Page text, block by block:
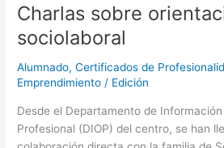
Charlas sobre
sociolaboral
Alumnado,Certificados de
Emprendimiento / Edición
Desde el Departamento de
Profesional (DIOP) del centro, se han